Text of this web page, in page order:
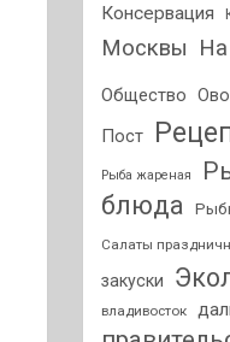
Консервация
Москвы
Общество
Пост
Рыба жареная
блюда
Салаты
закуски
владивосток